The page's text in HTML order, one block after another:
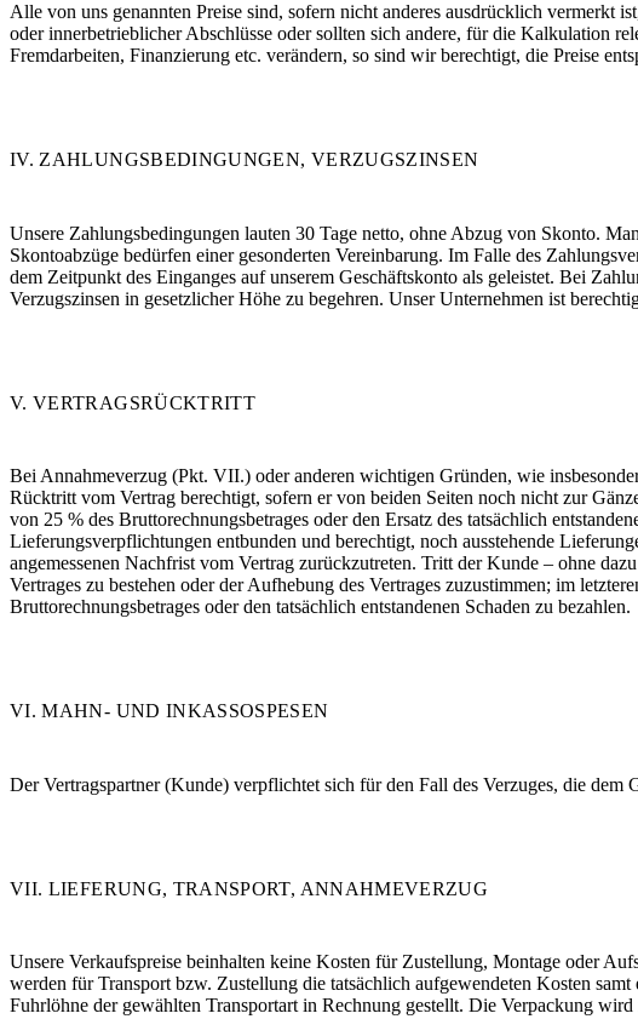
Alle von uns genannten Preise sind, sofern nicht anderes ausdrücklich vermerkt
oder innerbetrieblicher Abschlüsse oder sollten sich andere, für die Kalkulation
Fremdarbeiten, Finanzierung etc. verändern, so sind wir berechtigt, die Preise
IV. ZAHLUNGSBEDINGUNGEN, VERZUGSZINSEN
Unsere Zahlungsbedingungen lauten 30 Tage netto, ohne Abzug von Skonto.
Skontoabzüge bedürfen einer gesonderten Vereinbarung. Im Falle des
dem Zeitpunkt des Einganges auf unserem Geschäftskonto als geleistet. Bei
Verzugszinsen in gesetzlicher Höhe zu begehren. Unser Unternehmen ist
V. VERTRAGSRÜCKTRITT
Bei Annahmeverzug (Pkt. VII.) oder anderen wichtigen Gründen, wie
Rücktritt vom Vertrag berechtigt, sofern er von beiden Seiten noch nicht zur
von 25 % des Bruttorechnungsbetrages oder den Ersatz des tatsächlich
Lieferungsverpflichtungen entbunden und berechtigt, noch ausstehende
angemessenen Nachfrist vom Vertrag zurückzutreten. Tritt der Kunde – ohne
Vertrages zu bestehen oder der Aufhebung des Vertrages zuzustimmen; im
Bruttorechnungsbetrages oder den tatsächlich entstandenen Schaden zu bezahlen.
VI. MAHN- UND INKASSOSPESEN
Der Vertragspartner (Kunde) verpflichtet sich für den Fall des Verzuges, die dem
VII. LIEFERUNG, TRANSPORT, ANNAHMEVERZUG
Unsere Verkaufspreise beinhalten keine Kosten für Zustellung, Montage oder
werden für Transport bzw. Zustellung die tatsächlich aufgewendeten Kosten
Fuhrlöhne der gewählten Transportart in Rechnung gestellt. Die Verpackung